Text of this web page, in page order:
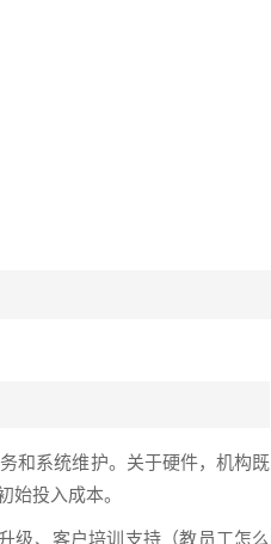
和系统维护。关于硬件，机构既
始投入成本。
级、客户培训支持（教员工怎么